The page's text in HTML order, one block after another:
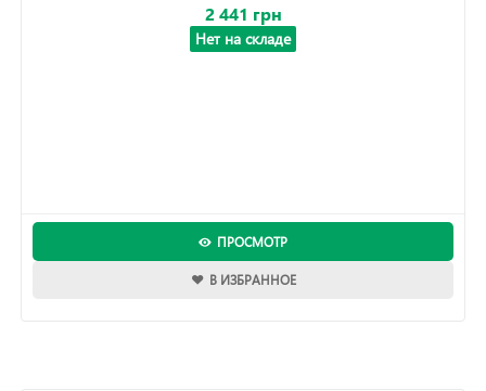
2 441 грн
Нет на складе
ПРОСМОТР
В ИЗБРАННОЕ